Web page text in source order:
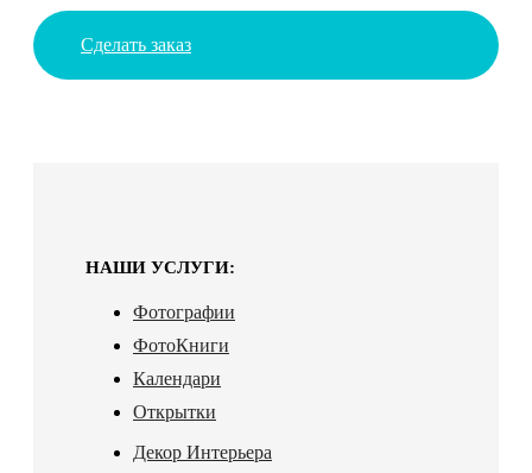
Сделать заказ
НАШИ УСЛУГИ:
Фотографии
ФотоКниги
Календари
Открытки
Декор Интерьера